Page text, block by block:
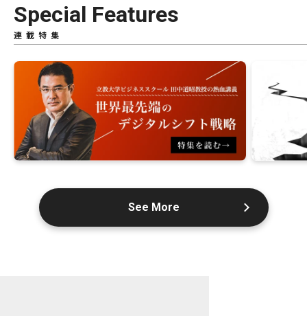
Special Features
連載特集
See More